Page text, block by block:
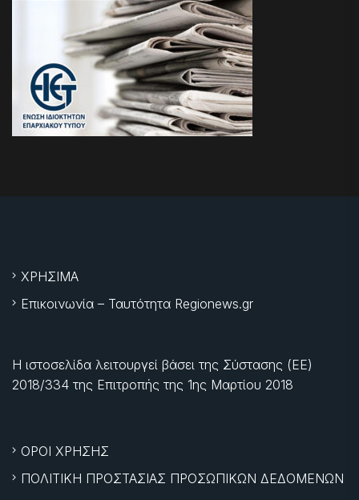
ΧΡΗΣΙΜΑ
Επικοινωνία – Ταυτότητα Regionews.gr
Η ιστοσελίδα λειτουργεί βάσει της Σύστασης (ΕΕ)
2018/334 της Επιτροπής της 1ης Μαρτίου 2018
ΟΡΟΙ ΧΡΗΣΗΣ
ΠΟΛΙΤΙΚΗ ΠΡΟΣΤΑΣΙΑΣ ΠΡΟΣΩΠΙΚΩΝ ΔΕΔΟΜΕΝΩΝ